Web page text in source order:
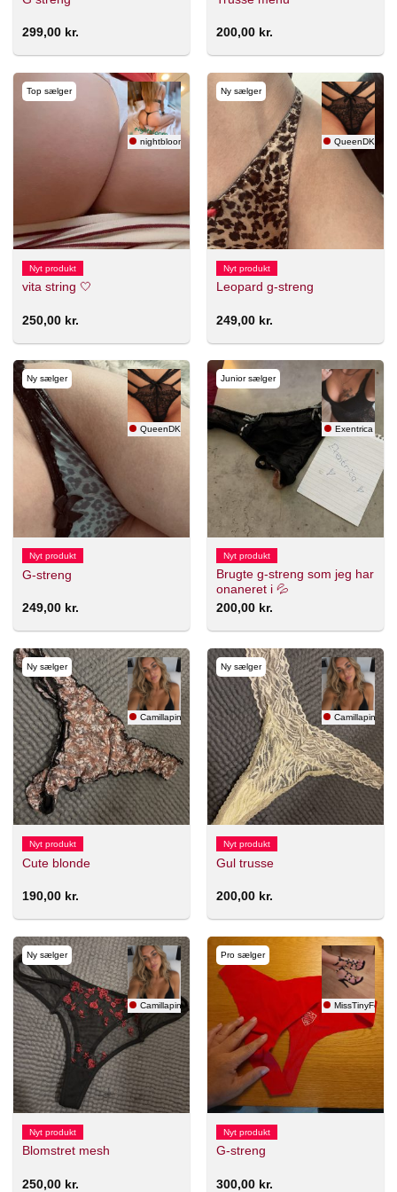
299,00 kr. 200,00 kr.
Top sælger
nightbloom 🇸🇪
Nyt produkt
vita string 🤍
250,00 kr.
Ny sælger
QueenDK
Nyt produkt
Leopard g-streng
249,00 kr.
Ny sælger
QueenDK
Nyt produkt
G-streng
249,00 kr.
Junior sælger
Exentrica
Nyt produkt
Brugte g-streng som jeg har
onaneret i 💦
200,00 kr.
Ny sælger
Camillapink
Nyt produkt
Cute blonde
190,00 kr.
Ny sælger
Camillapink
Nyt produkt
Gul trusse
200,00 kr.
Ny sælger
Camillapink
Nyt produkt
Blomstret mesh
250,00 kr.
Pro sælger
MissTinyFeet
Nyt produkt
G-streng
300,00 kr.